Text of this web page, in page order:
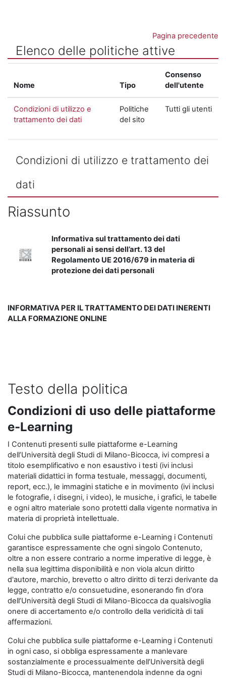
Pagina precedente
Elenco delle politiche attive
Nome Tipo
Consenso
dell'utente
Condizioni di utilizzo e
trattamento dei dati
Politiche
del sito
Tutti gli utenti
Condizioni di utilizzo e trattamento dei
dati
Riassunto
Informativa sul trattamento dei dati
personali ai sensi dell’art. 13 del
Regolamento UE 2016/679 in materia di
protezione dei dati personali
INFORMATIVA PER IL TRATTAMENTO DEI DATI INERENTI
ALLA FORMAZIONE ONLINE
Testo della politica
Condizioni di uso delle piattaforme
e-Learning
I Contenuti presenti sulle piattaforme e-Learning
dell’Università degli Studi di Milano-Bicocca, ivi compresi a
titolo esemplificativo e non esaustivo i testi (ivi inclusi
materiali didattici in forma testuale, messaggi, documenti,
report, ecc.), le immagini statiche e in movimento (ivi inclusi
le fotografie, i disegni, i video), le musiche, i grafici, le tabelle
e ogni altro materiale sono protetti dalla vigente normativa in
materia di proprietà intellettuale.
Colui che pubblica sulle piattaforme e-Learning i Contenuti
garantisce espressamente che ogni singolo Contenuto,
oltre a non essere contrario a norme imperative di legge, è
nella sua legittima disponibilità e non viola alcun diritto
d'autore, marchio, brevetto o altro diritto di terzi derivante da
legge, contratto e/o consuetudine, esonerando fin d'ora
dell’Università degli Studi di Milano-Bicocca da qualsivoglia
onere di accertamento e/o controllo della veridicità di tali
affermazioni.
Colui che pubblica sulle piattaforme e-Learning i Contenuti
in ogni caso, si obbliga espressamente a manlevare
sostanzialmente e processualmente dell’Università degli
Studi di Milano-Bicocca, mantenendola indenne da ogni